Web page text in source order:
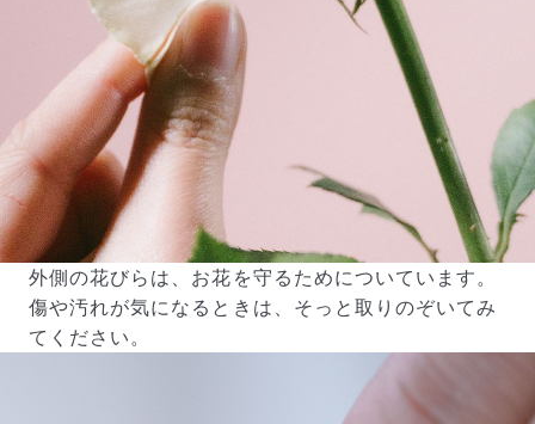
外側の花びらは、お花を守るためについています。
傷や汚れが気になるときは、そっと取りのぞいてみ
てください。